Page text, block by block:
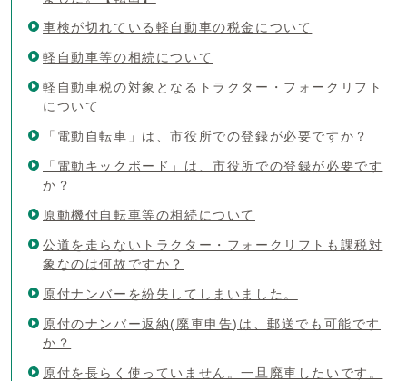
車検が切れている軽自動車の税金について
軽自動車等の相続について
軽自動車税の対象となるトラクター・フォークリフト
について
「電動自転車」は、市役所での登録が必要ですか？
「電動キックボード」は、市役所での登録が必要です
か？
原動機付自転車等の相続について
公道を走らないトラクター・フォークリフトも課税対
象なのは何故ですか？
原付ナンバーを紛失してしまいました。
原付のナンバー返納(廃車申告)は、郵送でも可能です
か？
原付を長らく使っていません。一旦廃車したいです。